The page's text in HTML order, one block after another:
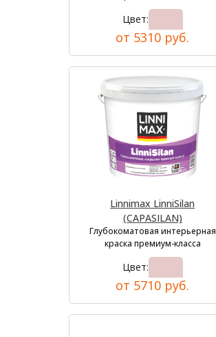
Цвет:
от 5310 руб.
Linnimax LinniSilan
(CAPASILAN)
Глубокоматовая интерьерная
краска премиум-класса
Цвет:
от 5710 руб.